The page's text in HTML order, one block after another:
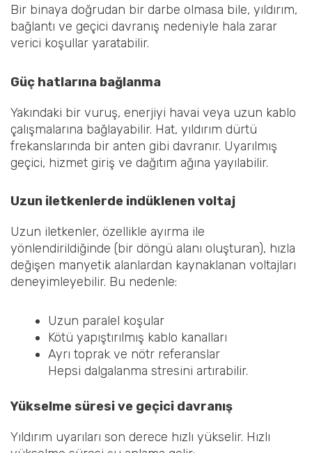
Bir binaya doğrudan bir darbe olmasa bile, yıldırım,
bağlantı ve geçici davranış nedeniyle hala zarar
verici koşullar yaratabilir.
Güç hatlarına bağlanma
Yakındaki bir vuruş, enerjiyi havai veya uzun kablo
çalışmalarına bağlayabilir. Hat, yıldırım dürtü
frekanslarında bir anten gibi davranır. Uyarılmış
geçici, hizmet giriş ve dağıtım ağına yayılabilir.
Uzun iletkenlerde indüklenen voltaj
Uzun iletkenler, özellikle ayırma ile
yönlendirildiğinde (bir döngü alanı oluşturan), hızla
değişen manyetik alanlardan kaynaklanan voltajları
deneyimleyebilir. Bu nedenle:
Uzun paralel koşular
Kötü yapıştırılmış kablo kanalları
Ayrı toprak ve nötr referanslar
Hepsi dalgalanma stresini artırabilir.
Yükselme süresi ve geçici davranış
Yıldırım uyarıları son derece hızlı yükselir. Hızlı